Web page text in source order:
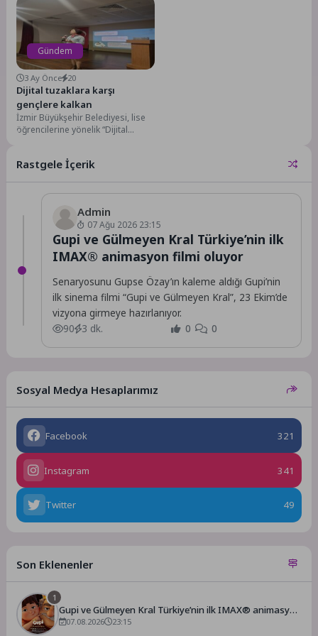
devam ediyor.Gönül Sofrasında...
Gündem
3 Ay Önce 20
Dijital tuzaklara karşı
gençlere kalkan
İzmir Büyükşehir Belediyesi, lise
öğrencilerine yönelik “Dijital
Rastgele İçerik
Admin
07 Ağu 2026 23:15
Gupi ve Gülmeyen Kral Türkiye’nin ilk
IMAX® animasyon filmi oluyor
Senaryosunu Gupse Özay’ın kaleme aldığı Gupi’nin
ilk sinema filmi “Gupi ve Gülmeyen Kral”, 23 Ekim’de
vizyona girmeye hazırlanıyor.
90
3 dk. 0 0
Sosyal Medya Hesaplarımız
Facebook 321
Instagram 341
Twitter 49
Son Eklenenler
1
Gupi ve Gülmeyen Kral Türkiye’nin ilk IMAX® animasyon
filmi oluyor
07.08.2026 23:15